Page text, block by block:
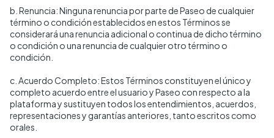
b. Renuncia: Ninguna renuncia por parte de Paseo de cualquier
término o condición establecidos en estos Términos se
considerará una renuncia adicional o continua de dicho término
o condición o una renuncia de cualquier otro término o
condición.
c. Acuerdo Completo: Estos Términos constituyen el único y
completo acuerdo entre el usuario y Paseo con respecto a la
plataforma y sustituyen todos los entendimientos, acuerdos,
representaciones y garantías anteriores, tanto escritos como
orales.